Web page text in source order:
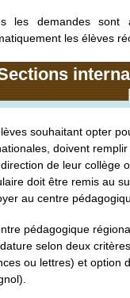
les demandes sont
les élèves
souhaitant opter
doivent
de leur collège
doit être remis au
au centre
pédagogique
selon deux
ou lettres) et option